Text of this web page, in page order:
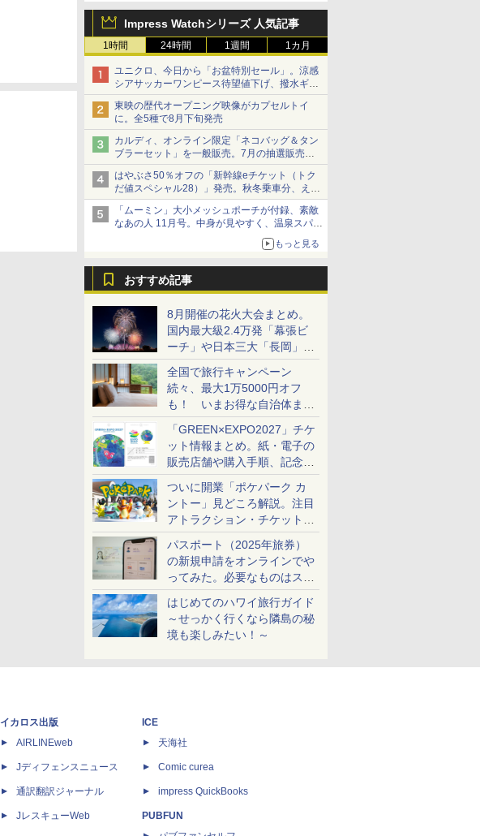
Impress Watchシリーズ 人気記事
1時間 24時間 1週間 1カ月
ユニクロ、今日から「お盆特別セール」。涼感
シアサッカーワンピース待望値下げ、撥水ギア
ショーツは1990円に
東映の歴代オープニング映像がカプセルトイ
に。全5種で8月下旬発売
カルディ、オンライン限定「ネコバッグ＆タン
ブラーセット」を一般販売。7月の抽選販売の
当選無効分
はやぶさ50％オフの「新幹線eチケット（トク
だ値スペシャル28）」発売。秋冬乗車分、えき
ねっと限定
「ムーミン」大小メッシュポーチが付録、素敵
なあの人 11月号。中身が見やすく、温泉スパに
もっと見る
おすすめ記事
8月開催の花火大会まとめ。
国内最大級2.4万発「幕張ビ
ーチ」や日本三大「長岡」な
ど大型イベント目白押し！
全国で旅行キャンペーン
続々、最大1万5000円オフ
も！ いまお得な自治体まと
め
「GREEN×EXPO2027」チケ
ット情報まとめ。紙・電子の
販売店舗や購入手順、記念チ
ケットも解説
ついに開業「ポケパーク カ
ントー」見どころ解説。注目
アトラクション・チケット手
配・来場前に必要な準備は？
パスポート（2025年旅券）
の新規申請をオンラインでや
ってみた。必要なものはスマ
ホとマイナカードのみ
はじめてのハワイ旅行ガイド
～せっかく行くなら隣島の秘
境も楽しみたい！～
イカロス出版
AIRLINEweb
Jディフェンスニュース
通訳翻訳ジャーナル
JレスキューWeb
ICE
天海社
Comic curea
impress QuickBooks
PUBFUN